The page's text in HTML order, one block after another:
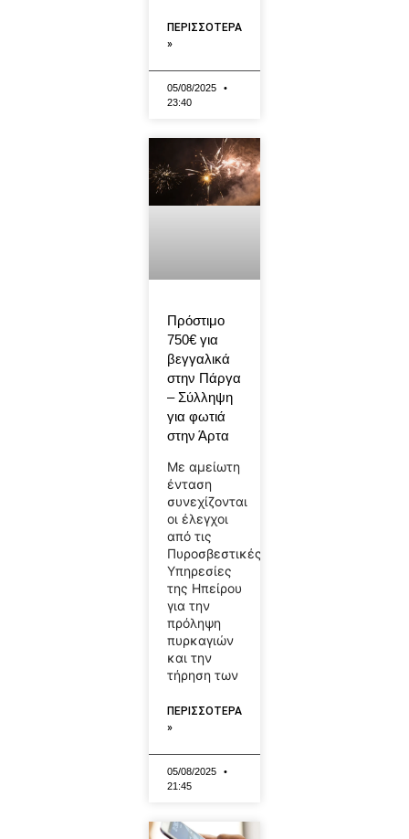
ΠΕΡΙΣΣΟΤΕΡΑ
»
05/08/2025
23:40
Πρόστιμο
750€ για
βεγγαλικά
στην Πάργα
– Σύλληψη
για φωτιά
στην Άρτα
Με αμείωτη
ένταση
συνεχίζονται
οι έλεγχοι
από τις
Πυροσβεστικές
Υπηρεσίες
της Ηπείρου
για την
πρόληψη
πυρκαγιών
και την
τήρηση των
ΠΕΡΙΣΣΟΤΕΡΑ
»
05/08/2025
21:45